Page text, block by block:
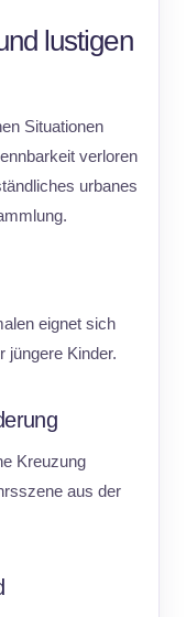
lustigen
Situationen
verloren
urbanes
eignet sich
jüngere Kinder.
Kreuzung
aus der